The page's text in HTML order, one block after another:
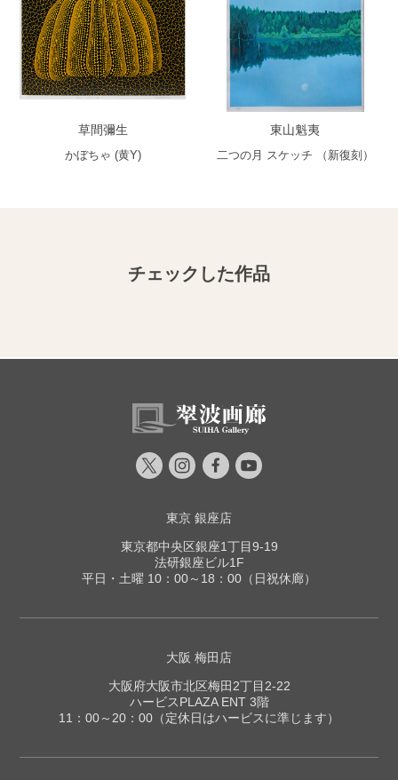
草間彌生
かぼちゃ (黄Y)
東山魁夷
二つの月 スケッチ （新復刻）
チェックした作品
東京 銀座店
東京都中央区銀座1丁目9-19
法研銀座ビル1F
平日・土曜 10：00～18：00（日祝休廊）
大阪 梅田店
大阪府大阪市北区梅田2丁目2-22
ハービスPLAZA ENT 3階
11：00～20：00（定休日はハービスに準じます）